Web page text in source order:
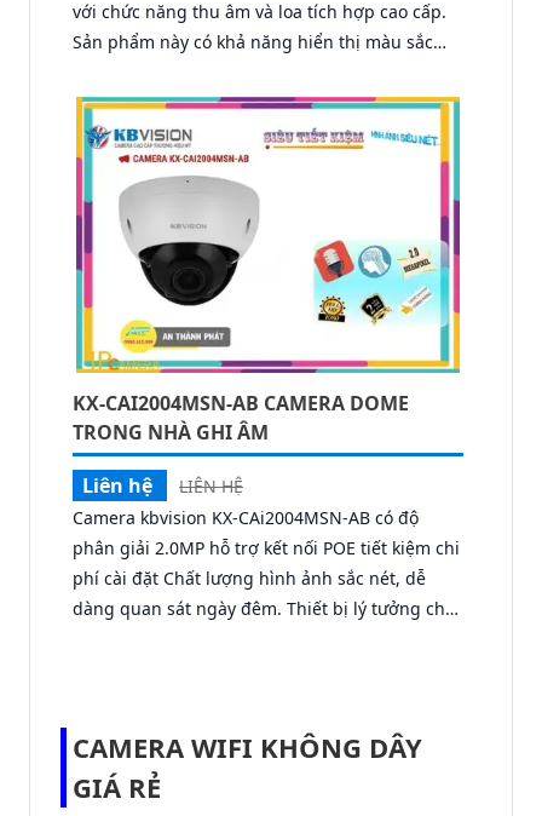
với chức năng thu âm và loa tích hợp cao cấp.
Sản phẩm này có khả năng hiển thị màu sắc
Đặc biệt, camera còn hỗ trợ thẻ nhớ, cho phép
lưu trữ hình ảnh khi ánh sáng thiếu sáng. Với
công nghệ Progressive Scan CMOS, camera
mang đến hình ảnh chất lượng tốt mọi lúc. Hơn
nữa, camera còn đi kèm với tính năng hồng
ngoại 10m, giúp giám sát ban đêm một cách
hiệu quả. Sản phẩm này thực sự mạnh mẽ và
thích hợp cho nhu cầu giám sát 24/7.
KX-CAI2004MSN-AB CAMERA DOME
TRONG NHÀ GHI ÂM
Liên hệ
LIÊN HỆ
Camera kbvision KX-CAi2004MSN-AB có độ
phân giải 2.0MP hỗ trợ kết nối POE tiết kiệm chi
phí cài đặt Chất lượng hình ảnh sắc nét, dễ
dàng quan sát ngày đêm. Thiết bị lý tưởng cho
người và đối tượng khác nhau một cách dễ
dàng. Điểm đặc biệt của sản phẩm là khả năng
chống ngược sáng DWDR 120db giúp hình ảnh
CAMERA WIFI KHÔNG DÂY
GIÁ RẺ